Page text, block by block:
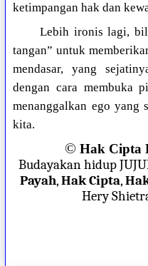
ketimpangan hak dan
Lebih ironis lagi,
tangan” untuk
mendasar, yang
dengan cara membuka
menanggalkan ego yang
kita.
© Hak Cipta
Budayakan hidup
Payah,Hak Cipta,
Hery